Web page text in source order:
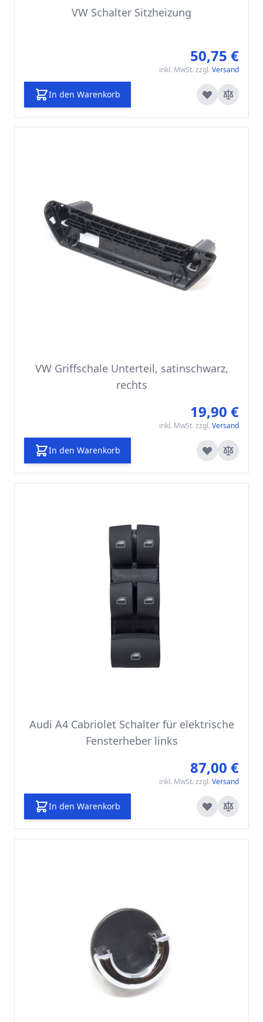
VW Schalter Sitzheizung
50,75 €
inkl. MwSt. zzgl. Versand
In den Warenkorb
VW Griffschale Unterteil, satinschwarz,
rechts
19,90 €
inkl. MwSt. zzgl. Versand
In den Warenkorb
Audi A4 Cabriolet Schalter für elektrische
Fensterheber links
87,00 €
inkl. MwSt. zzgl. Versand
In den Warenkorb